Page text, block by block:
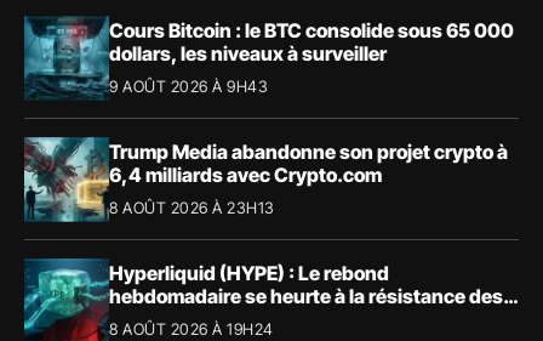
Cours Bitcoin : le BTC consolide sous 65 000
dollars, les niveaux à surveiller
9 AOÛT 2026 À 9H43
Trump Media abandonne son projet crypto à
6,4 milliards avec Crypto.com
8 AOÛT 2026 À 23H13
Hyperliquid (HYPE) : Le rebond
hebdomadaire se heurte à la résistance des
57,90 $
8 AOÛT 2026 À 19H24